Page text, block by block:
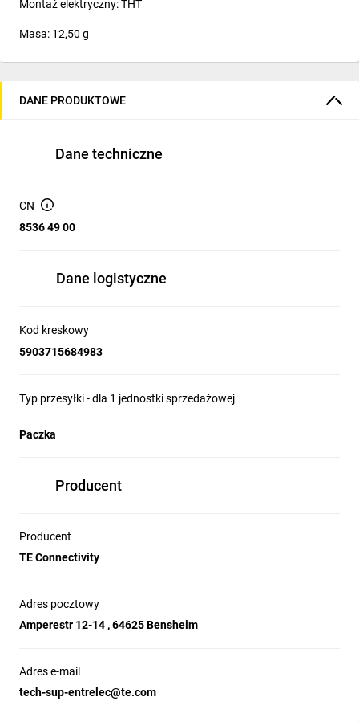
Montaż elektryczny: THT
Masa: 12,50 g
DANE PRODUKTOWE
Dane techniczne
CN
8536 49 00
Dane logistyczne
Kod kreskowy
5903715684983
Typ przesyłki - dla 1 jednostki sprzedażowej
Paczka
Producent
Producent
TE Connectivity
Adres pocztowy
Amperestr 12-14 , 64625 Bensheim
Adres e-mail
tech-sup-entrelec@te.com